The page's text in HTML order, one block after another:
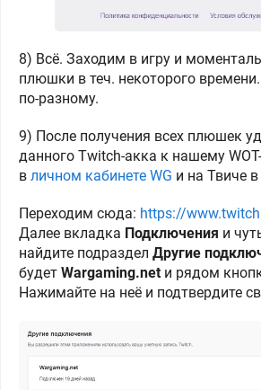
8) Всё. Заходим в игру и
плюшки в теч. некоторого
по-разному.
9) После получения всех плюшек
данного Twitch-акка к нашему
в личном кабинете WG и на Твиче в
Переходим сюда: https://
Далее вкладка Подключения и
найдите подраздел Другие
будет Wargaming.net и рядом
Нажимайте на неё и подтвердите